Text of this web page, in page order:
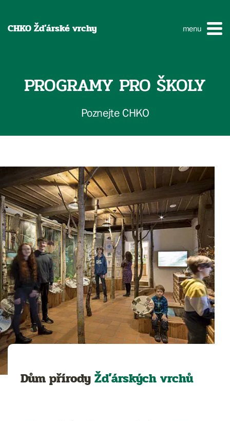
CHKO Žďárské vrchy menu
PROGRAMY PRO ŠKOLY
Poznejte CHKO
Dům přírodyŽďárských vrchů